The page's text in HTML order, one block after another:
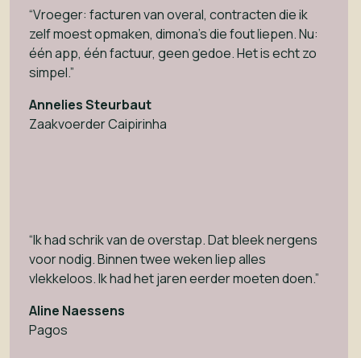
“Vroeger: facturen van overal, contracten die ik
zelf moest opmaken, dimona’s die fout liepen. Nu:
één app, één factuur, geen gedoe. Het is echt zo
simpel.”
Annelies Steurbaut
Zaakvoerder Caipirinha
“Ik had schrik van de overstap. Dat bleek nergens
voor nodig. Binnen twee weken liep alles
vlekkeloos. Ik had het jaren eerder moeten doen.”
Aline Naessens
Pagos